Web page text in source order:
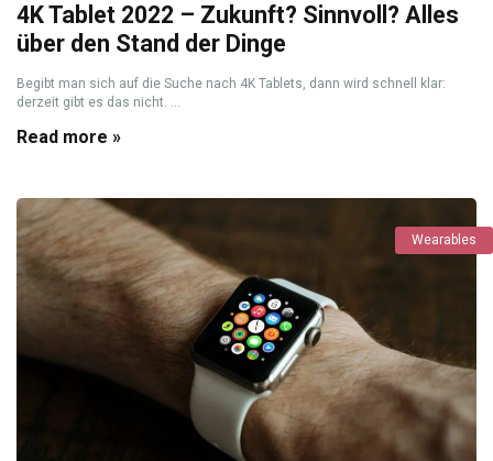
4K Tablet 2022 – Zukunft? Sinnvoll? Alles
über den Stand der Dinge
Begibt man sich auf die Suche nach 4K Tablets, dann wird schnell klar:
derzeit gibt es das nicht. ...
Read more »
Wearables